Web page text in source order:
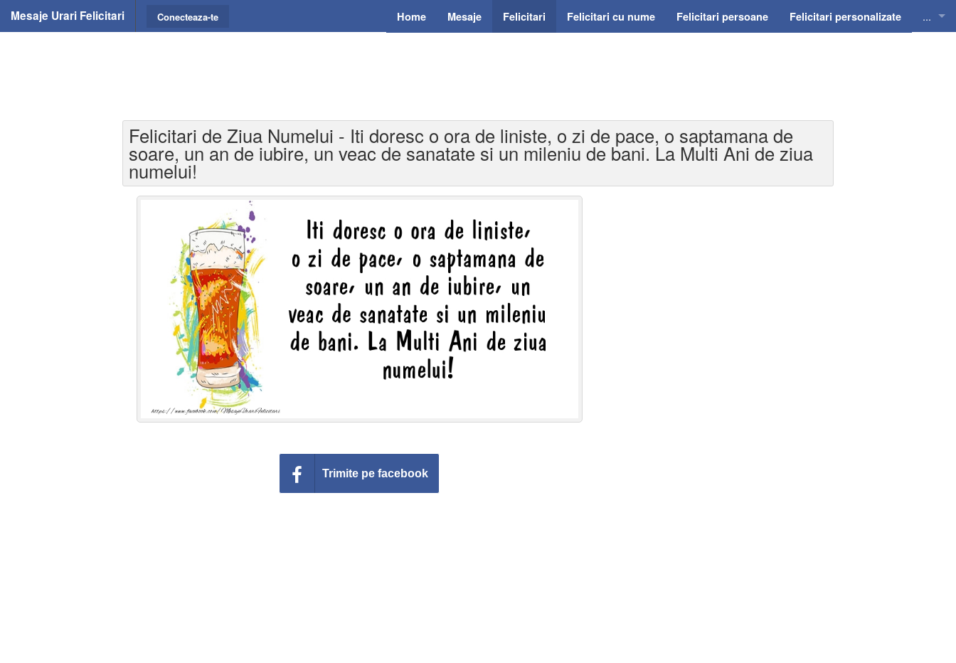
Mesaje Urari Felicitari Home Mesaje Felicitari Felicitari cu nume Felicitari persoane Felicitari personalizate ...
Conecteaza-te
Felicitari de Ziua Numelui - Iti doresc o ora de liniste, o zi de pace, o saptamana de
soare, un an de iubire, un veac de sanatate si un mileniu de bani. La Multi Ani de ziua
numelui!
Trimite pe facebook